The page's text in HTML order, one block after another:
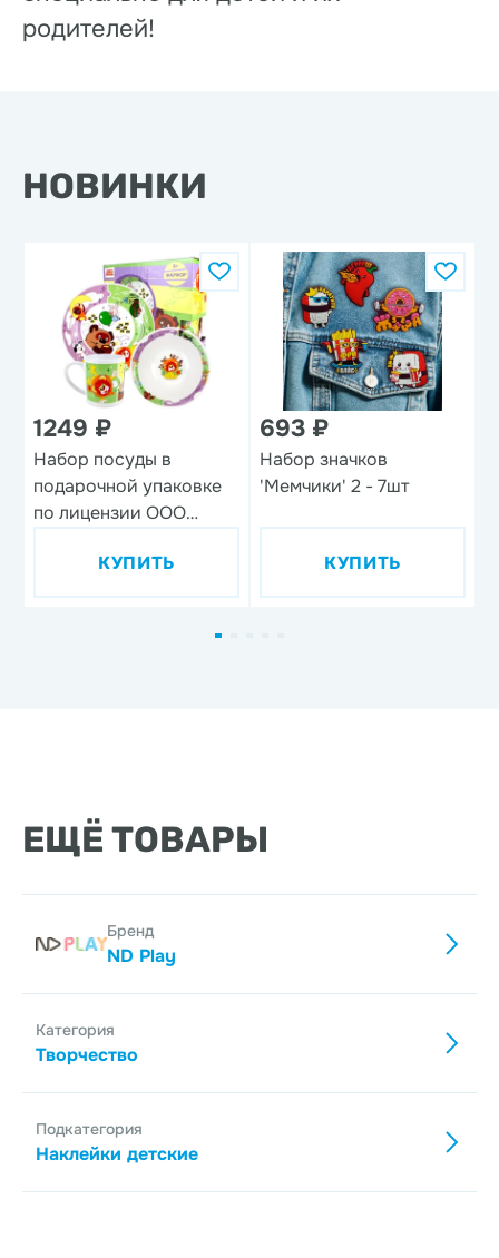
родителей!
НОВИНКИ
1249 ₽
Набор посуды в
подарочной упаковке
по лицензии ООО
дизайн 1, 3 предмета,
фарфор
КУПИТЬ
693 ₽
Набор значков
'Мемчики' 2 - 7шт
КУПИТЬ
ЕЩЁ ТОВАРЫ
Бренд
ND Play
Категория
Творчество
Подкатегория
Наклейки детские